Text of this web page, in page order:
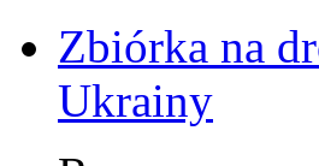
Zbiórka na
Ukrainy